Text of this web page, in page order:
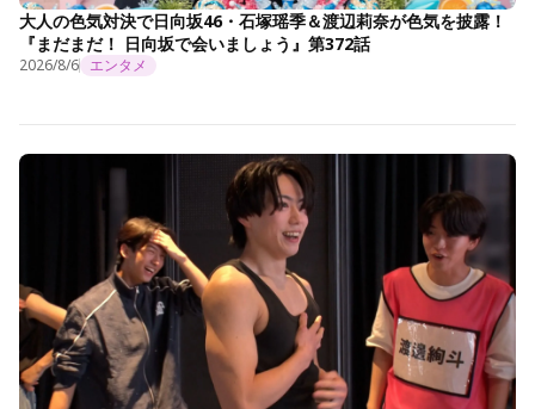
大人の色気対決で日向坂46・石塚瑶季＆渡辺莉奈が色気を披露！
『まだまだ！ 日向坂で会いましょう』第372話
2026/8/6 エンタメ